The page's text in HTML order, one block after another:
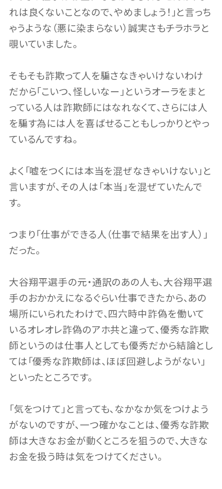
れは良くないことなので、やめましょう！」と言っち
ゃうような（悪に染まらない）誠実さもチラホラと
覗いていました。
そもそも詐欺って人を騙さなきゃいけないわけ
だから「こいつ、怪しいなー」というオーラをまと
っている人は詐欺師にはなれなくて、さらには人
を騙す為には人を喜ばせることもしっかりとやっ
ているんですね。
よく「嘘をつくには本当を混ぜなきゃいけない」と
言いますが、その人は「本当」を混ぜていたんで
す。
つまり「仕事ができる人（仕事で結果を出す人）」
だった。
大谷翔平選手の元・通訳のあの人も、大谷翔平選
手のおかかえになるぐらい仕事できたから、あの
場所にいられたわけで、四六時中詐偽を働いて
いるオレオレ詐偽のアホ共と違って、優秀な詐欺
師というのは仕事人としても優秀だから結論とし
ては「優秀な詐欺師は、ほぼ回避しようがない」
といったところです。
「気をつけて」と言っても、なかなか気をつけよう
がないのですが、一つ確かなことは、優秀な詐欺
師は大きなお金が動くところを狙うので、大きな
お金を扱う時は気をつけてください。